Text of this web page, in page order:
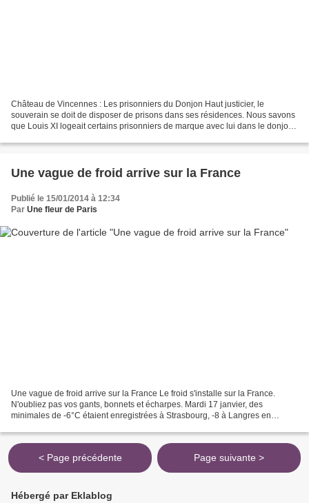
Château de Vincennes : Les prisonniers du Donjon Haut justicier, le
souverain se doit de disposer de prisons dans ses résidences. Nous savons
que Louis XI logeait certains prisonniers de marque avec lui dans le donjon.
Une vague de froid arrive sur la France
Publié le 15/01/2014 à 12:34
Par Une fleur de Paris
Une vague de froid arrive sur la France Le froid s'installe sur la France.
N'oubliez pas vos gants, bonnets et écharpes. Mardi 17 janvier, des
minimales de -6°C étaient enregistrées à Strasbourg, -8 à Langres en
< Page précédente Page suivante >
Hébergé par Eklablog